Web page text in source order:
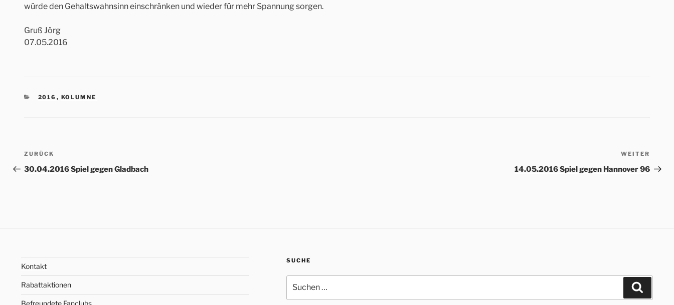
würde den Gehaltswahnsinn einschränken und wieder für mehr Spannung sorgen.
Gruß Jörg
07.05.2016
KATEGORIEN
2016 , KOLUMNE
Beitrags-
Navigation
Vorheriger
Beitrag
ZURÜCK
30.04.2016 Spiel gegen Gladbach
WEITER
14.05.2016 Spiel gegen Hannover 96
Kontakt
Rabattaktionen
SUCHE
nach: